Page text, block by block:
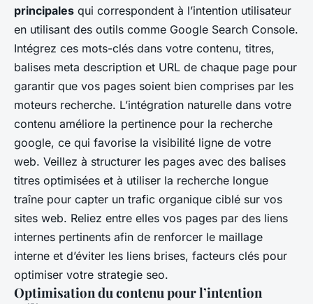
principales qui correspondent à l’intention utilisateur
en utilisant des outils comme Google Search Console.
Intégrez ces mots-clés dans votre contenu, titres,
balises meta description et URL de chaque page pour
garantir que vos pages soient bien comprises par les
moteurs recherche. L’intégration naturelle dans votre
contenu améliore la pertinence pour la recherche
google, ce qui favorise la visibilité ligne de votre
web. Veillez à structurer les pages avec des balises
titres optimisées et à utiliser la recherche longue
traîne pour capter un trafic organique ciblé sur vos
sites web. Reliez entre elles vos pages par des liens
internes pertinents afin de renforcer le maillage
interne et d’éviter les liens brises, facteurs clés pour
optimiser votre strategie seo.
Optimisation du contenu pour l’intention